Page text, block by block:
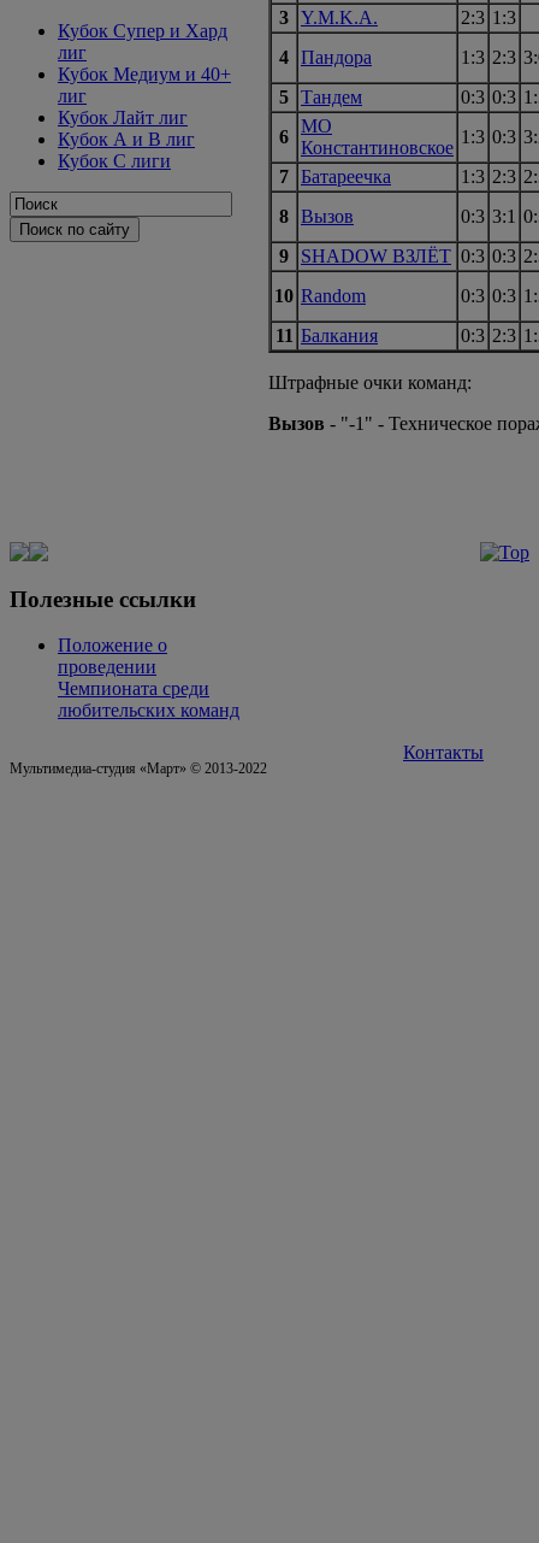
Кубок Супер и Хард
лиг
Кубок Медиум и 40+
лиг
Кубок Лайт лиг
Кубок А и В лиг
Кубок С лиги
3 Y.M.K.A. 2:3 1:3
4 Пандора 1:3 2:3
5 Тандем 0:3 0:3
6
МО
Константиновское
1:3 0:3
7 Батареечка 1:3 2:3
8 Вызов 0:3 3:1
9
SHADOW ВЗЛЁТ 0:3 0:3
10 Random 0:3 0:3
11 Балкания 0:3 2:3
Штрафные очки команд:
Вызов - "-1" - Техническое
Полезные ссылки
Положение о
проведении
Чемпионата среди
любительских команд
Мультимедиа-студия «Март» © 2013-2022
Контакты